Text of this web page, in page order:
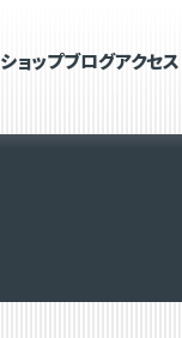
ショップブログアクセス